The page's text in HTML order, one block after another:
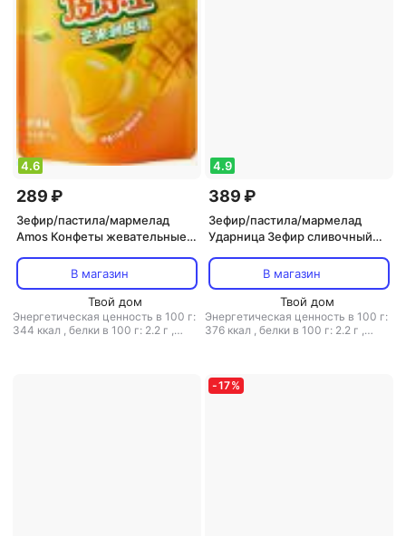
4.6
289 ₽
Зефир/пастила/мармелад
Amos Конфеты жевательные с
В магазин
Твой дом
Энергетическая ценность в 100 г:
344 ккал , белки в 100 г: 2.2 г ,
4.9
389 ₽
Зефир/пастила/мармелад
Ударница Зефир сливочный
глазури 200 гВ магазин
Твой дом
Энергетическая ценность в 100 г:
376 ккал , белки в 100 г: 2.2 г ,
-17%